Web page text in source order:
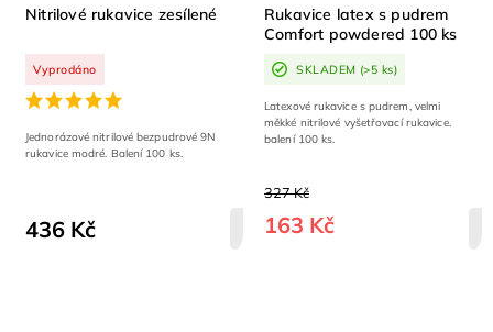
Nitrilové rukavice zesílené
Vyprodáno
436 Kč DETAIL
Jednorázové nitrilové bezpudrové 9N
rukavice modré. Balení 100 ks.
Rukavice latex s pudrem
Comfort powdered 100 ks
SKLADEM (>5 ks)
327 Kč
163 Kč
Latexové rukavice s pudrem, velmi
měkké nitrilové vyšetřovací rukavice.
balení 100 ks.